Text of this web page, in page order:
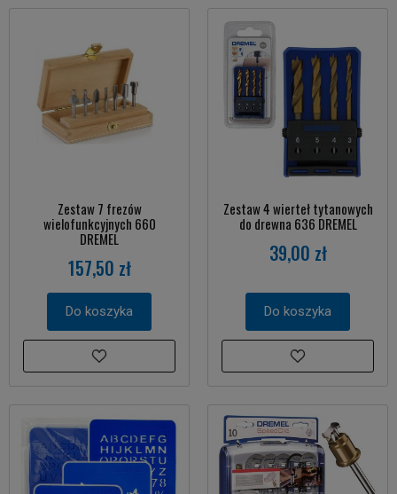
Zestaw 7 frezów
wielofunkcyjnych 660
DREMEL
157,50 zł
Do koszyka
Zestaw 4 wierteł tytanowych
do drewna 636 DREMEL
39,00 zł
Do koszyka